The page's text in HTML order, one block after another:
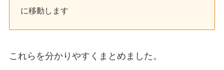
に移動します
これらを分かりやすくまとめました。